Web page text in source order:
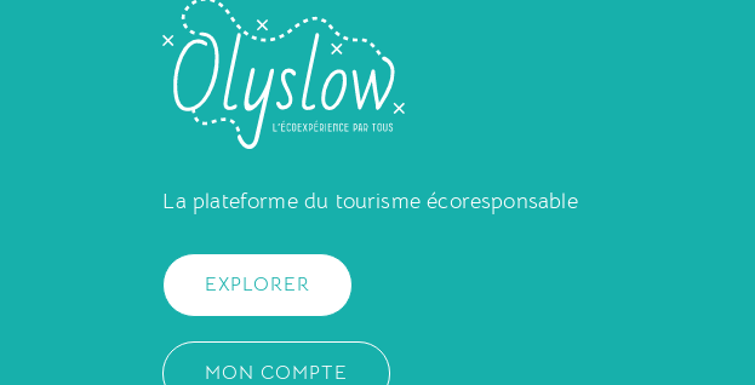
La plateforme du tourisme écoresponsable
EXPLORER
MON COMPTE